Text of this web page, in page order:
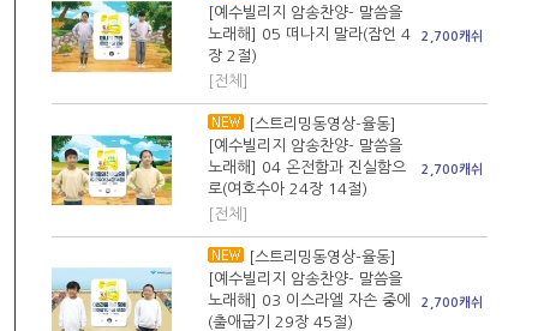
[예수빌리지 암송찬양- 말씀을
노래해] 05 떠나지 말라(잠언 4
장 2절)
[전체]
2,700캐쉬
[스트리밍동영상-율동]
[예수빌리지 암송찬양- 말씀을
노래해] 04 온전함과 진실함으
로(여호수아 24장 14절)
[전체]
2,700캐쉬
[스트리밍동영상-율동]
[예수빌리지 암송찬양- 말씀을
노래해] 03 이스라엘 자손 중에
(출애굽기 29장 45절)
2,700캐쉬